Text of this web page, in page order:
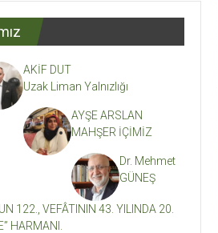
AKİF DUT
Uzak Liman Yalnızlığı
AYŞE ARSLAN
MAHŞER İÇİMİZ
Dr. Mehmet
GÜNEŞ
122., VEFÂTININ 43. YILINDA 20.
HARMANI.